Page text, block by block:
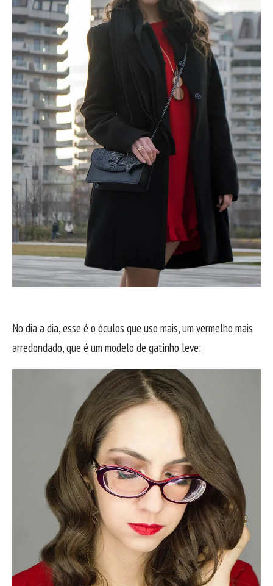
No dia a dia, esse é o óculos que uso mais, um vermelho mais
arredondado, que é um modelo de gatinho leve: